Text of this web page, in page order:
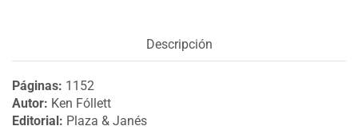
Descripción
Páginas: 1152
Autor: Ken Fóllett
Editorial: Plaza & Janés